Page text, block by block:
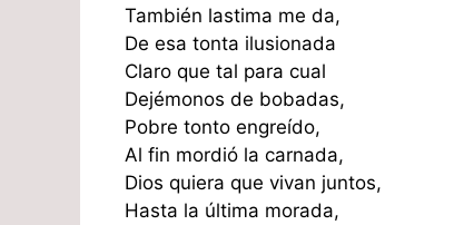
También lastima me da,
De esa tonta ilusionada
Claro que tal para cual
Dejémonos de bobadas,
Pobre tonto engreído,
Al fin mordió la carnada,
Dios quiera que vivan juntos,
Hasta la última morada,